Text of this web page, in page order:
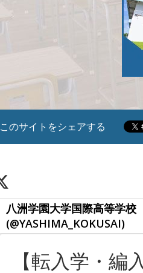
このサイトをシェアする